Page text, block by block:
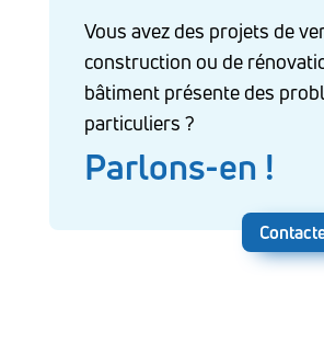
Vous avez des projets de
construction ou de
bâtiment présente des
particuliers ?
Parlons-en !